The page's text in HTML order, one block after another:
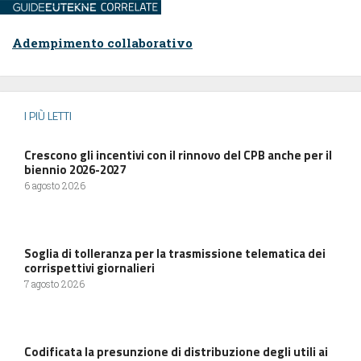
Adempimento collaborativo
I PIÙ LETTI
Crescono gli incentivi con il rinnovo del CPB anche per il
biennio 2026-2027
6 agosto 2026
Soglia di tolleranza per la trasmissione telematica dei
corrispettivi giornalieri
7 agosto 2026
Codificata la presunzione di distribuzione degli utili ai